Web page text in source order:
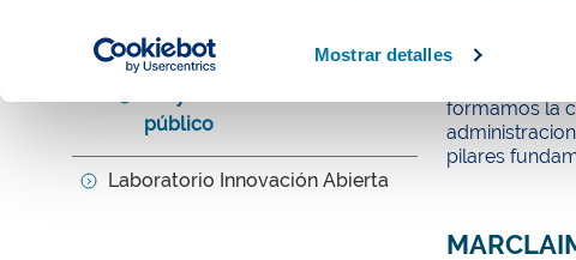
Mostrar detalles
Iniciativas y proyectos
público
Laboratorio Innovación Abierta
formamos la
pilares